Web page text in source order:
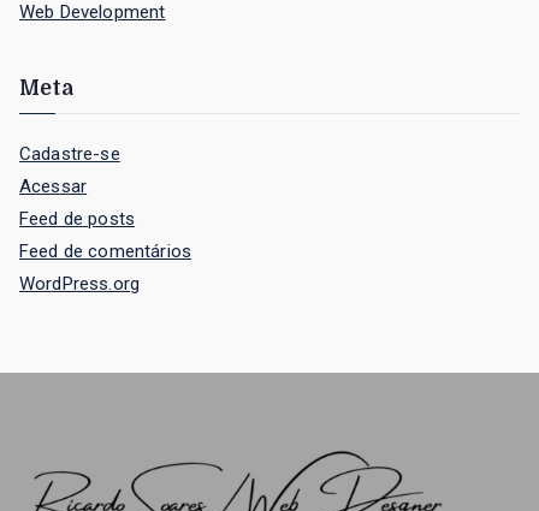
Web Development
Meta
Cadastre-se
Acessar
Feed de posts
Feed de comentários
WordPress.org